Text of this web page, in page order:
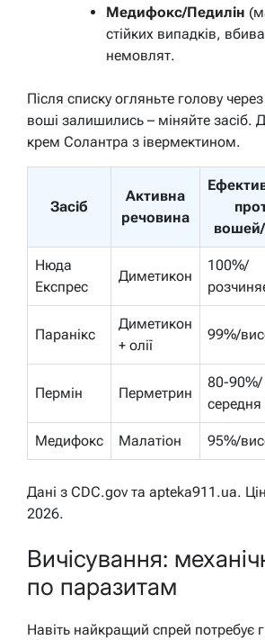
Медифокс/Педилін
стійких випадків,
немовлят.
Після списку огляньте голову
воші залишились – міняйте засіб.
крем Солантра з івермектином.
Засіб
Активна
речовина
Нюда
Експрес
Диметикон
100%/
Паранікс
Диметикон
+ олії
99%/
Пермін Перметрин
80-90%/
середня
Медифокс Малатіон 95%/
Дані з CDC.gov та apteka911.ua.
2026.
Вичісування:
по паразитам
Навіть найкращий спрей потребує